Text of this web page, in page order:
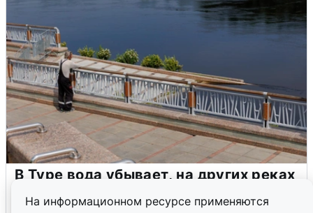
На информационном ресурсе применяются
В Туре вода убывает, на других реках